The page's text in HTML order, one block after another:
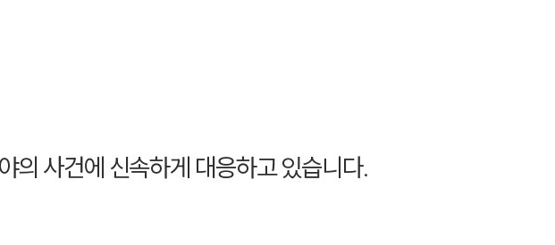
천안 분사무소 오시는 길
의 사건에 신속하게 대응하고 있습니다.